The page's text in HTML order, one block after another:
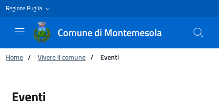
Regione Puglia
Comune di Montemesola
You are:
Home / Vivere il comune / Eventi
Eventi